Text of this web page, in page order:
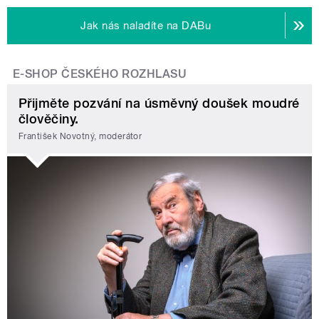
Jak nás naladíte na DABu
E-SHOP ČESKÉHO ROZHLASU
Přijměte pozvání na úsměvný doušek moudré
člověčiny.
František Novotný, moderátor